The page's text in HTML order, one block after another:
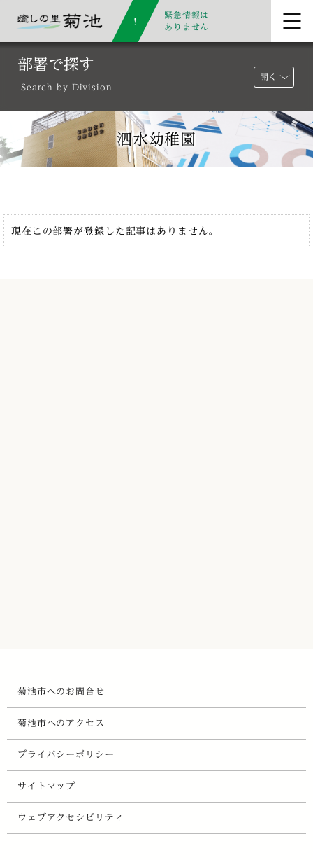
緊急情報は
ありません
部署で探す
Search by Division
開く
泗水幼稚園
現在この部署が登録した記事はありません。
菊池市へのお問合せ
菊池市へのアクセス
プライバシーポリシー
サイトマップ
ウェブアクセシビリティ